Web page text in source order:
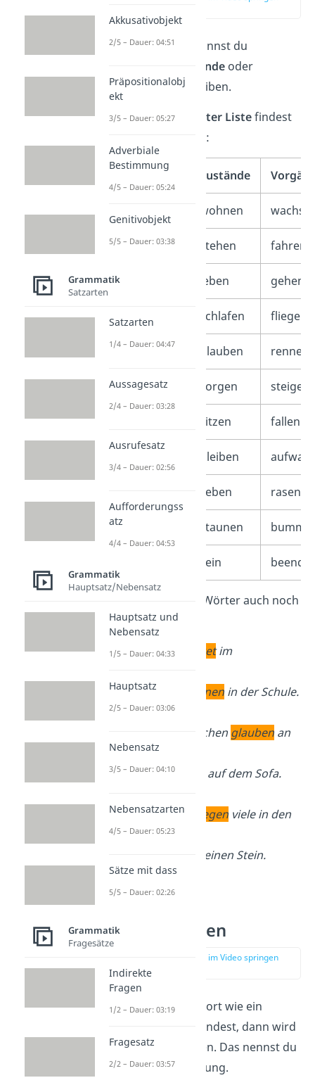
Mit Tunwörtern kannst du
Zuständeoder
Vorgängebeschreiben.
In unsererTunwörter Listefindest
du einige Beispiele:
Tätigkeiten Zustände
wohnen
essen stehen fahren
spielen leben gehen
lernen schlafen fliegen
lesen glauben rennen
hören sorgen steigen
sitzen fallen
bleiben
lieben rasen
denken staunen
sein
Hier siehst du die Wörter auch noch
einmal im Satz:
Der Arztarbeitetim
Die Schüler
lernenin der Schule.
Manche Menschen glaubenan
Gott.
Ichsitzegerne auf dem Sofa.
Im Sommer fliegenviele in den
Urlaub.
über einen Stein.
großschreiben
zur Stelle im Video springen
Wenn du ein Tunwort wie ein
verwendest, dann wird
es großgeschrieben. Das nennst du
dann Nominalisierung.
Akkusativobjekt
2/5 – Dauer: 04:51
Präpositionalobj
ekt
3/5 – Dauer: 05:27
Adverbiale
Bestimmung
4/5 – Dauer: 05:24
Genitivobjekt
5/5 – Dauer: 03:38
Grammatik
Satzarten
Satzarten
1/4 – Dauer: 04:47
Aussagesatz
2/4 – Dauer: 03:28
Ausrufesatz
3/4 – Dauer: 02:56
Aufforderungss
atz
4/4 – Dauer: 04:53
Grammatik
Hauptsatz/Nebensatz
Hauptsatz und
Nebensatz
1/5 – Dauer: 04:33
Hauptsatz
2/5 – Dauer: 03:06
Nebensatz
3/5 – Dauer: 04:10
Nebensatzarten
4/5 – Dauer: 05:23
Sätze mit dass
5/5 – Dauer: 02:26
Grammatik
Fragesätze
Indirekte
Fragen
1/2 – Dauer: 03:19
Fragesatz
2/2 – Dauer: 03:57